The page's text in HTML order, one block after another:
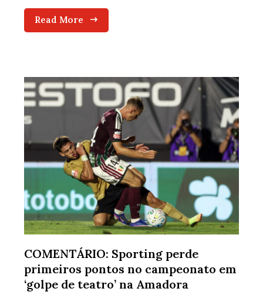
Read More
COMENTÁRIO: Sporting perde
primeiros pontos no campeonato em
‘golpe de teatro’ na Amadora